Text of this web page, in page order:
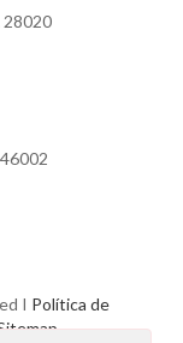
28020
I Política de